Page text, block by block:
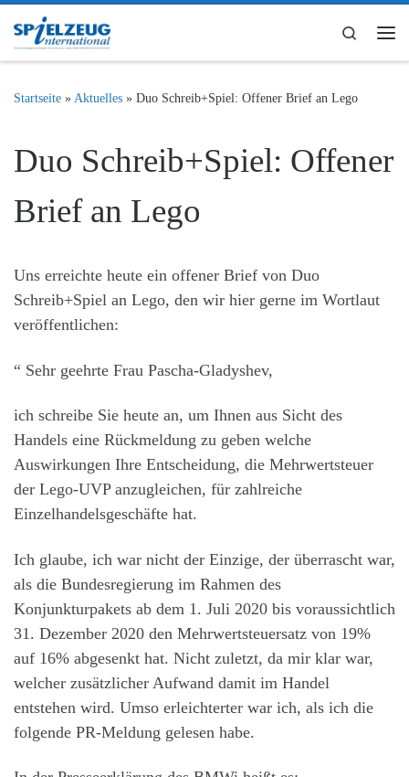
Zum Inhalt springen
Search
Startseite » Aktuelles » Duo Schreib+Spiel: Offener Brief an Lego
Duo Schreib+Spiel: Offener
Brief an Lego
Uns erreichte heute ein offener Brief von Duo
Schreib+Spiel an Lego, den wir hier gerne im Wortlaut
veröffentlichen:
“ Sehr geehrte Frau Pascha-Gladyshev,
ich schreibe Sie heute an, um Ihnen aus Sicht des
Handels eine Rückmeldung zu geben welche
Auswirkungen Ihre Entscheidung, die Mehrwertsteuer
der Lego-UVP anzugleichen, für zahlreiche
Einzelhandelsgeschäfte hat.
Ich glaube, ich war nicht der Einzige, der überrascht war,
als die Bundesregierung im Rahmen des
Konjunkturpakets ab dem 1. Juli 2020 bis voraussichtlich
31. Dezember 2020 den Mehrwertsteuersatz von 19%
auf 16% abgesenkt hat. Nicht zuletzt, da mir klar war,
welcher zusätzlicher Aufwand damit im Handel
entstehen wird. Umso erleichterter war ich, als ich die
folgende PR-Meldung gelesen habe.